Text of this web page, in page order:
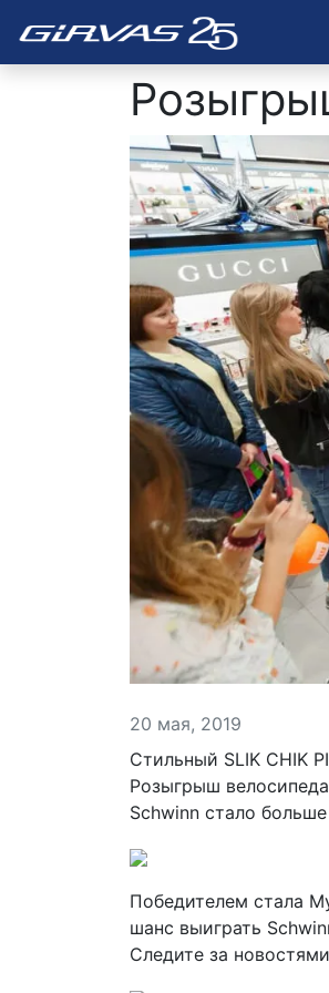
20 мая, 2019
Стильный SLIK CHIK
Розыгрыш
Schwinn стало больше
Победителем стала
шанс выиграть
Следите за